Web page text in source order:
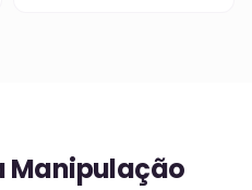
Manipulação